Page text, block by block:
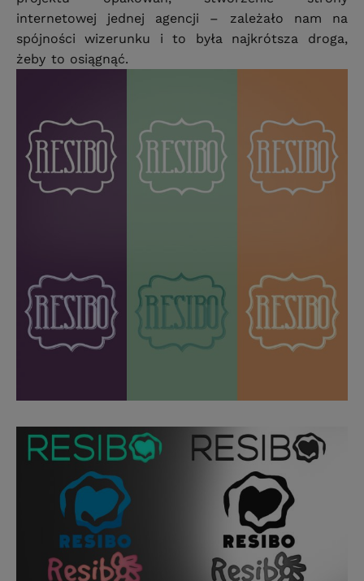
internetowej jednej agencji – zależało nam na
spójności wizerunku i to była najkrótsza droga,
żeby to osiągnąć.